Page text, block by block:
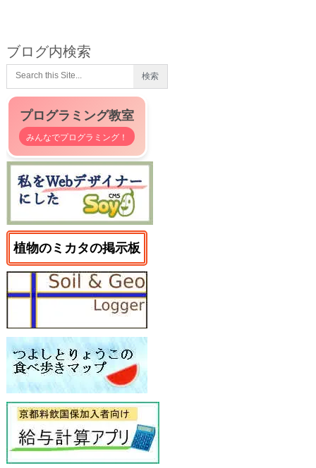
ブログ内検索
プログラミング教室
みんなでプログラミング！
植物のミカタの掲示板